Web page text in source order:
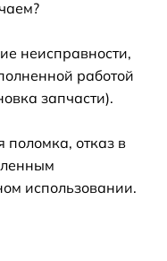
неисправности,
работой
запчасти).
отказ в
использовании.